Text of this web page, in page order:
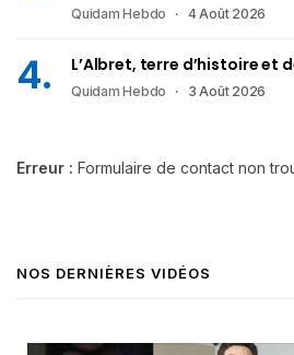
Quidam Hebdo 4 Août 2026
L’Albret, terre d’histoire et
Quidam Hebdo 3 Août 2026
Erreur : Formulaire de contact non
NOS DERNIÈRES VIDÉOS